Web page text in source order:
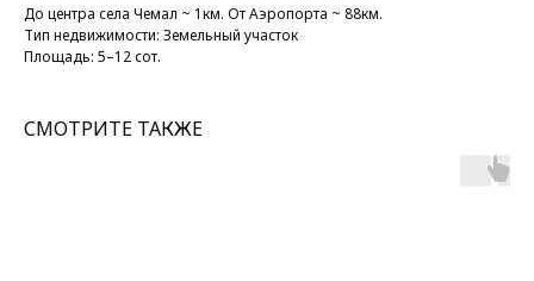
До центра села Чемал ~ 1км. От Аэропорта ~ 88км.
Тип недвижимости: Земельный участок
Площадь: 5–12 сот.
СМОТРИТЕ ТАКЖЕ